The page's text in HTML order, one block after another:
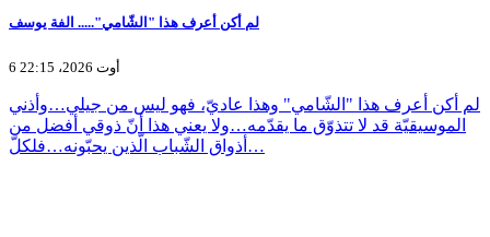
لم أكن أعرف هذا "الشّامي"..... الفة يوسف
6 أوت 2026، 22:15
لم أكن أعرف هذا "الشّامي" وهذا عاديّ، فهو ليس من جيلي…وأذني
الموسيقيّة قد لا تتذوّق ما يقدّمه…ولا يعني هذا أنّ ذوقي أفضل من
أذواق الشّباب الّذين يحبّونه…فلكلّ…